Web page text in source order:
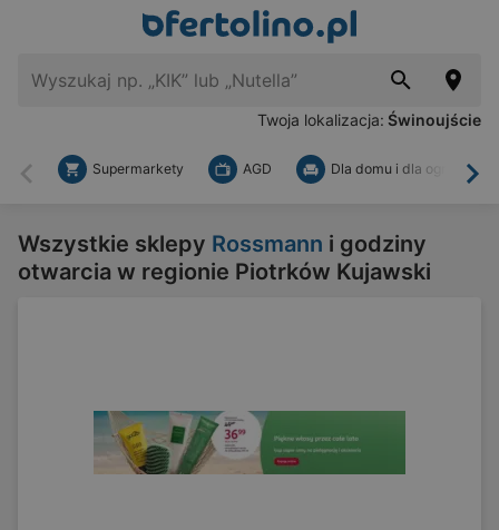
Twoja lokalizacja: Świnoujście
Wstecz
Supermarkety AGD Dla domu i dla ogrodu
Wszystkie sklepy Rossmann i godziny
otwarcia w regionie Piotrków Kujawski